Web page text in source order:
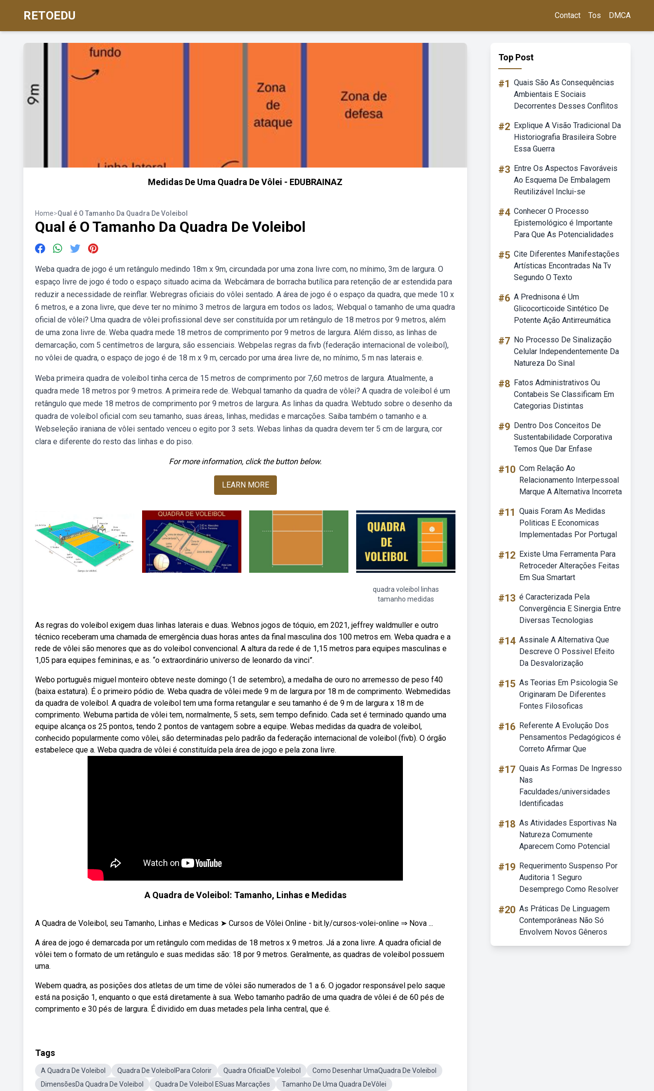
RETOEDU Contact Tos DMCA
Medidas De Uma Quadra De Vôlei - EDUBRAINAZ
Home>Qual é O Tamanho Da Quadra De Voleibol
Qual é O Tamanho Da Quadra De Voleibol
Weba quadra de jogo é um retângulo medindo 18m x 9m, circundada por uma zona livre com, no mínimo, 3m de largura. O
espaço livre de jogo é todo o espaço situado acima da. Webcâmara de borracha butílica para retenção de ar estendida para
reduzir a necessidade de reinflar. Webregras oficiais do vôlei sentado. A área de jogo é o espaço da quadra, que mede 10 x
6 metros, e a zona livre, que deve ter no mínimo 3 metros de largura em todos os lados;. Webqual o tamanho de uma quadra
oficial de vôlei? Uma quadra de vôlei profissional deve ser constituída por um retângulo de 18 metros por 9 metros, além
de uma zona livre de. Weba quadra mede 18 metros de comprimento por 9 metros de largura. Além disso, as linhas de
demarcação, com 5 centímetros de largura, são essenciais. Webpelas regras da fivb (federação internacional de voleibol),
no vôlei de quadra, o espaço de jogo é de 18 m x 9 m, cercado por uma área livre de, no mínimo, 5 m nas laterais e.
Weba primeira quadra de voleibol tinha cerca de 15 metros de comprimento por 7,60 metros de largura. Atualmente, a
quadra mede 18 metros por 9 metros. A primeira rede de. Webqual tamanho da quadra de vôlei? A quadra de voleibol é um
retângulo que mede 18 metros de comprimento por 9 metros de largura. As linhas da quadra. Webtudo sobre o desenho da
quadra de voleibol oficial com seu tamanho, suas áreas, linhas, medidas e marcações. Saiba também o tamanho e a.
Webseleção iraniana de vôlei sentado venceu o egito por 3 sets. Webas linhas da quadra devem ter 5 cm de largura, cor
clara e diferente do resto das linhas e do piso.
For more information, click the button below.
LEARN MORE
quadra voleibol linhas
tamanho medidas
As regras do voleibol exigem duas linhas laterais e duas. Webnos jogos de tóquio, em 2021, jeffrey waldmuller e outro
técnico receberam uma chamada de emergência duas horas antes da final masculina dos 100 metros em. Weba quadra e a
rede de vôlei são menores que as do voleibol convencional. A altura da rede é de 1,15 metros para equipes masculinas e
1,05 para equipes femininas, e as. “o extraordinário universo de leonardo da vinci”.
Webo português miguel monteiro obteve neste domingo (1 de setembro), a medalha de ouro no arremesso de peso f40
(baixa estatura). É o primeiro pódio de. Weba quadra de vôlei mede 9 m de largura por 18 m de comprimento. Webmedidas
da quadra de voleibol. A quadra de voleibol tem uma forma retangular e seu tamanho é de 9 m de largura x 18 m de
comprimento. Webuma partida de vôlei tem, normalmente, 5 sets, sem tempo definido. Cada set é terminado quando uma
equipe alcança os 25 pontos, tendo 2 pontos de vantagem sobre a equipe. Webas medidas da quadra de voleibol,
conhecido popularmente como vôlei, são determinadas pelo padrão da federação internacional de voleibol (fivb). O órgão
estabelece que a. Weba quadra de vôlei é constituída pela área de jogo e pela zona livre.
A Quadra de Voleibol: Tamanho, Linhas e Medidas
A Quadra de Voleibol, seu Tamanho, Linhas e Medicas ➤ Cursos de Vôlei Online - bit.ly/cursos-volei-online ⇒ Nova ...
A área de jogo é demarcada por um retângulo com medidas de 18 metros x 9 metros. Já a zona livre. A quadra oficial de
vôlei tem o formato de um retângulo e suas medidas são: 18 por 9 metros. Geralmente, as quadras de voleibol possuem
uma.
Webem quadra, as posições dos atletas de um time de vôlei são numerados de 1 a 6. O jogador responsável pelo saque
está na posição 1, enquanto o que está diretamente à sua. Webo tamanho padrão de uma quadra de vôlei é de 60 pés de
comprimento e 30 pés de largura. É dividido em duas metades pela linha central, que é.
Tags
A Quadra De Voleibol Quadra De VoleibolPara Colorir Quadra OficialDe Voleibol
Como Desenhar UmaQuadra De Voleibol
DimensõesDa Quadra De Voleibol
Quadra De Voleibol ESuas Marcações Tamanho De Uma Quadra DeVôlei
Top Post
#1 Quais São As Consequências
Ambientais E Sociais
Decorrentes Desses Conflitos
#2 Explique A Visão Tradicional Da
Historiografia Brasileira Sobre
Essa Guerra
#3 Entre Os Aspectos Favoráveis
Ao Esquema De Embalagem
Reutilizável Inclui-se
#4 Conhecer O Processo
Epistemológico é Importante
Para Que As Potencialidades
#5 Cite Diferentes Manifestações
Artísticas Encontradas Na Tv
Segundo O Texto
#6 A Prednisona é Um
Glicocorticoide Sintético De
Potente Ação Antirreumática
#7 No Processo De Sinalização
Celular Independentemente Da
Natureza Do Sinal
#8 Fatos Administrativos Ou
Contabeis Se Classificam Em
Categorias Distintas
#9 Dentro Dos Conceitos De
Sustentabilidade Corporativa
Temos Que Dar Enfase
#10 Com Relação Ao
Relacionamento Interpessoal
Marque A Alternativa Incorreta
#11 Quais Foram As Medidas
Politicas E Economicas
Implementadas Por Portugal
#12 Existe Uma Ferramenta Para
Retroceder Alterações Feitas
Em Sua Smartart
#13 é Caracterizada Pela
Convergência E Sinergia Entre
Diversas Tecnologias
#14 Assinale A Alternativa Que
Descreve O Possivel Efeito
Da Desvalorização
#15 As Teorias Em Psicologia Se
Originaram De Diferentes
Fontes Filosoficas
#16 Referente A Evolução Dos
Pensamentos Pedagógicos é
Correto Afirmar Que
#17 Quais As Formas De Ingresso
Nas
Faculdades/universidades
Identificadas
#18 As Atividades Esportivas Na
Natureza Comumente
Aparecem Como Potencial
#19 Requerimento Suspenso Por
Auditoria 1 Seguro
Desemprego Como Resolver
#20 As Práticas De Linguagem
Contemporâneas Não Só
Envolvem Novos Gêneros